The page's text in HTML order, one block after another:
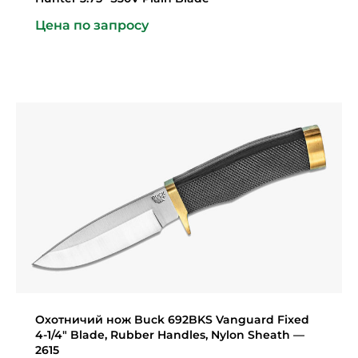
Цена по запросу
Охотничий нож Buck 692BKS Vanguard Fixed
4-1/4″ Blade, Rubber Handles, Nylon Sheath —
2615